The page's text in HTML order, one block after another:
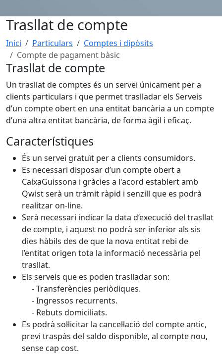
Trasllat de compte
Inici Particulars
Comptes i dipòsits
Compte de pagament bàsic
Trasllat de compte
Un trasllat de comptes és un servei únicament per a
clients particulars i que permet traslladar els Serveis
d’un compte obert en una entitat bancària a un compte
d’una altra entitat bancària, de forma àgil i eficaç.
Característiques
És un servei gratuït per a clients consumidors.
Es necessari disposar d’un compte obert a
CaixaGuissona i gràcies a l'acord establert amb
Qwist serà un tràmit ràpid i senzill que es podrà
realitzar on-line.
Serà necessari indicar la data d’execució del trasllat
de compte, i aquest no podrà ser inferior als sis
dies hàbils des de que la nova entitat rebi de
l’entitat origen tota la informació necessària pel
trasllat.
Els serveis que es poden traslladar son:
- Transferències periòdiques.
- Ingressos recurrents.
- Rebuts domiciliats.
Es podrà sol·licitar la cancel·lació del compte antic,
previ traspàs del saldo disponible, al compte nou,
sense cap cost.